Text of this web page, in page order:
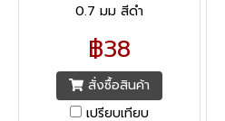
0.7 มม สีดำ
฿38
สั่งซื้อสินค้า
เปรียบเทียบ